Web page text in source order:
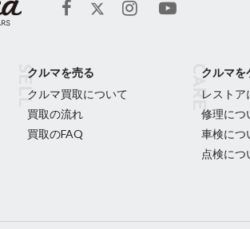
クルマを売る
クルマ買取について
買取の流れ
買取のFAQ
クルマを
レストア
修理につ
車検につ
点検につ